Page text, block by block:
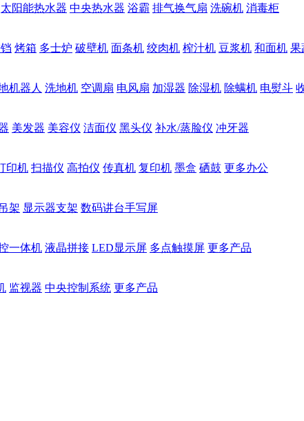
太阳能热水器 中央热水器 浴霸 排气换气扇 洗碗机 消毒柜
烤箱 多士炉 破壁机 面条机 绞肉机 榨汁机 豆浆机 和面机 果
机器人 洗地机 空调扇 电风扇 加湿器 除湿机 除螨机 电熨斗
美发器 美容仪 洁面仪 黑头仪 补水/蒸脸仪 冲牙器
印机 扫描仪 高拍仪 传真机 复印机 墨盒 硒鼓 更多办公
架 显示器支架 数码讲台手写屏
一体机 液晶拼接 LED显示屏 多点触摸屏 更多产品
监视器 中央控制系统 更多产品